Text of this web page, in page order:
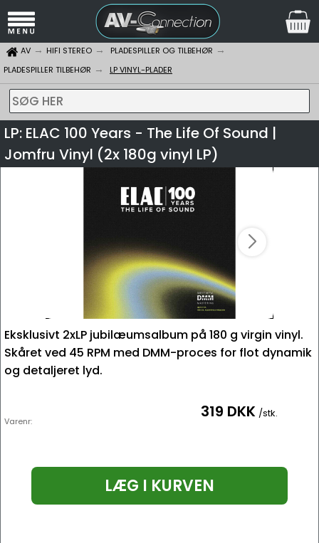
AV HIFI STEREO
PLADESPILLER OG TILBEHØR
PLADESPILLER TILBEHØR
LP VINYL-PLADER
SØG HER
LP: ELAC 100 Years - The Life Of Sound |
Jomfru Vinyl (2x 180g vinyl LP)
Eksklusivt 2xLP jubilæumsalbum på 180 g virgin vinyl.
Skåret ved 45 RPM med DMM-proces for flot dynamik
og detaljeret lyd.
Varenr: 319 DKK /stk.
LÆG I KURVEN